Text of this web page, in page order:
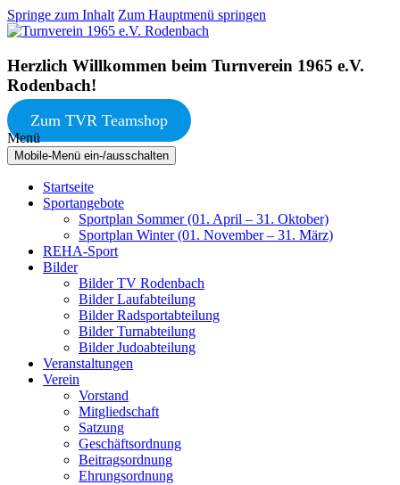
Springe zum Inhalt Zum Hauptmenü springen
Herzlich Willkommen beim Turnverein 1965 e.V.
Rodenbach!
Zum TVR Teamshop
Menü
Mobile-Menü ein-/ausschalten
Startseite
Sportangebote
Sportplan Sommer (01. April – 31. Oktober)
Sportplan Winter (01. November – 31. März)
REHA-Sport
Bilder
Bilder TV Rodenbach
Bilder Laufabteilung
Bilder Radsportabteilung
Bilder Turnabteilung
Bilder Judoabteilung
Veranstaltungen
Verein
Vorstand
Mitgliedschaft
Satzung
Geschäftsordnung
Beitragsordnung
Ehrungsordnung